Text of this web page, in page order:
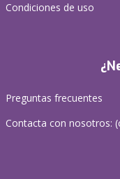
Condiciones de uso
Preguntas frecuentes
Contacta con nosotros: (